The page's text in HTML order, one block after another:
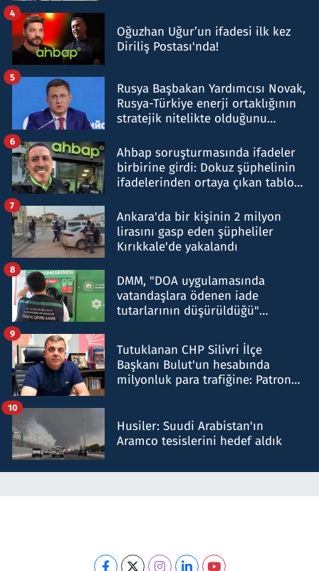
Oğuzhan Uğur’un ifadesi ilk kez
Diriliş Postası'nda!
4
Rusya Başbakan Yardımcısı Novak,
Rusya-Türkiye enerji ortaklığının
stratejik nitelikte olduğunu
5
Ahbap soruşturmasında ifadeler
birbirine girdi: Dokuz şüphelinin
ifadelerinden ortaya çıkan tablo
6
Ankara'da bir kişinin 2 milyon
lirasını gasp eden şüpheliler
Kırıkkale'de yakalandı
7
DMM, "DOA uygulamasında
vatandaşlara ödenen iade
tutarlarının düşürüldüğü"
8
Tutuklanan CHP Silivri İlçe
Başkanı Bulut'un hesabında
milyonluk para trafiğine: Patron
9
Husiler: Suudi Arabistan'ın
Aramco tesislerini hedef aldık
10